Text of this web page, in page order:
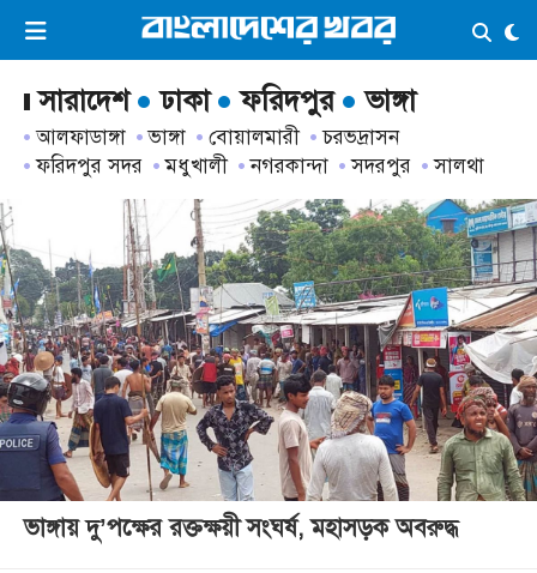
ভিডিও ই-পেপার লগইন ×
আর্কাইভ
কনভার্টার
সারাদেশ ঢাকা ফরিদপুর ভাঙ্গা
আলফাডাঙ্গা ভাঙ্গা বোয়ালমারী
চরভদ্রাসন
ফরিদপুর সদর
মধুখালী নগরকান্দা সদরপুর সালথা
ভাঙ্গায় দু’পক্ষের রক্তক্ষয়ী সংঘর্ষ, মহাসড়ক অবরুদ্ধ